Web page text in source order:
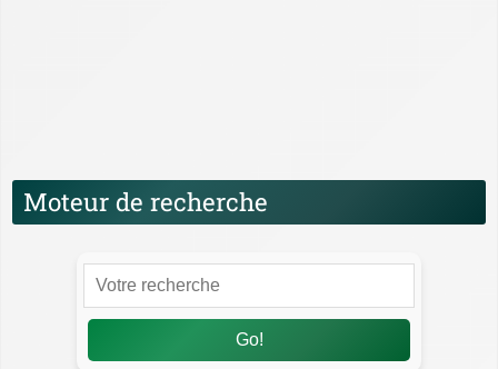
Moteur de recherche
Go!